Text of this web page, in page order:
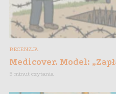
RECENZJA
Medicover. Model:
5 minut czytania